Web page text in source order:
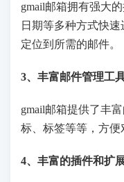
gmail邮箱拥有强大
日期等多种方式快
定位到所需的邮件。
3、丰富邮件管理工
gmail邮箱提供了丰
标、标签等等，方便
4、丰富的插件和扩